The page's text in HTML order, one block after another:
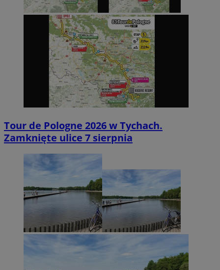
Tour de Pologne 2026 w Tychach.
Zamknięte ulice 7 sierpnia